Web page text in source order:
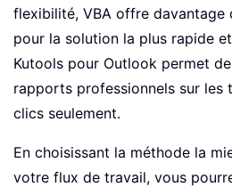
flexibilité, VBA offre davantage
pour la solution la plus rapide
Kutools pour Outlook permet
rapports professionnels sur les
clics seulement.
En choisissant la méthode la
votre flux de travail, vous